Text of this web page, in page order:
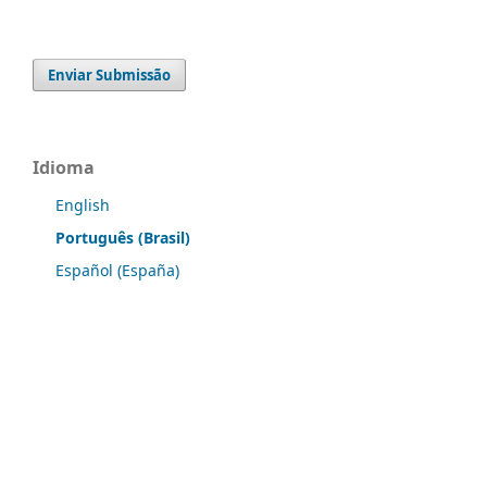
Enviar Submissão
Idioma
English
Português (Brasil)
Español (España)